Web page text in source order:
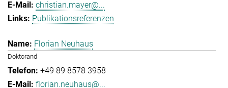
christian.mayer@...
Publikationsreferenzen
Florian Neuhaus
Doktorand
+49 89 8578 3958
florian.neuhaus@...